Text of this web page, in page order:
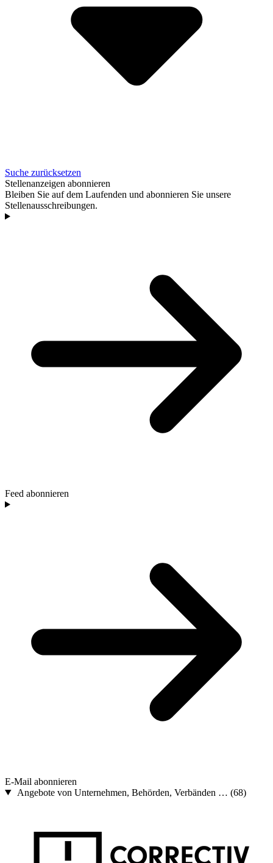
Suche zurücksetzen
Stellenanzeigen abonnieren
Bleiben Sie auf dem Laufenden und abonnieren Sie unsere
Stellenausschreibungen.
Feed abonnieren
E-Mail abonnieren
Angebote von Unternehmen, Behörden, Verbänden … (68)